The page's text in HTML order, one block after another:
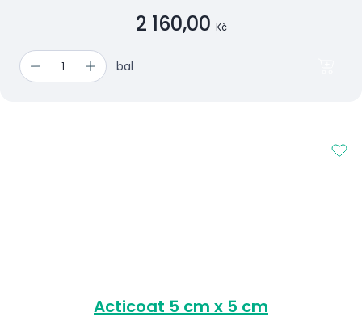
2 160,00 Kč
bal
Acticoat 5 cm x 5 cm